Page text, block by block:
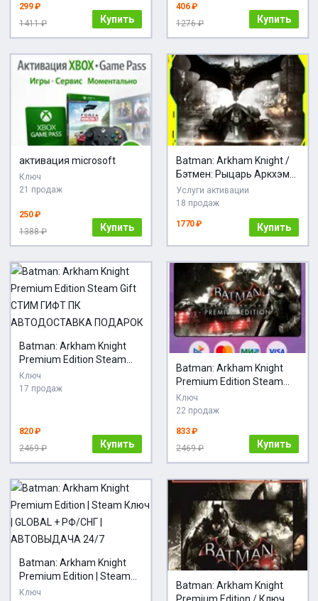
299 ₽
1411 ₽
Купить
406 ₽
1276 ₽
Купить
активация microsoft
Ключ
21 продаж
250 ₽
1388 ₽
Купить
Batman: Arkham Knight /
Бэтмен: Рыцарь Аркхэма
| PS4/PS5 Турция
Украина
Услуги активации
18 продаж
1770 ₽ Купить
Batman: Arkham Knight
Premium Edition Steam
Gift СТИМ ГИФТ ПК
АВТОДОСТАВКА
Ключ
17 продаж
820 ₽
2469 ₽
Купить
Batman: Arkham Knight
Premium Edition Steam
Gift / Россия + МИР /
АВТО
Ключ
22 продаж
833 ₽
2469 ₽
Купить
Batman: Arkham Knight
Premium Edition | Steam
Ключ | GLOBAL + РФ/СНГ |
Ключ
Batman: Arkham Knight